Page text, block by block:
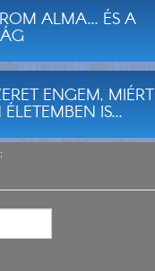
ALMA... ÉS A
ENGEM, MIÉRT
IS...